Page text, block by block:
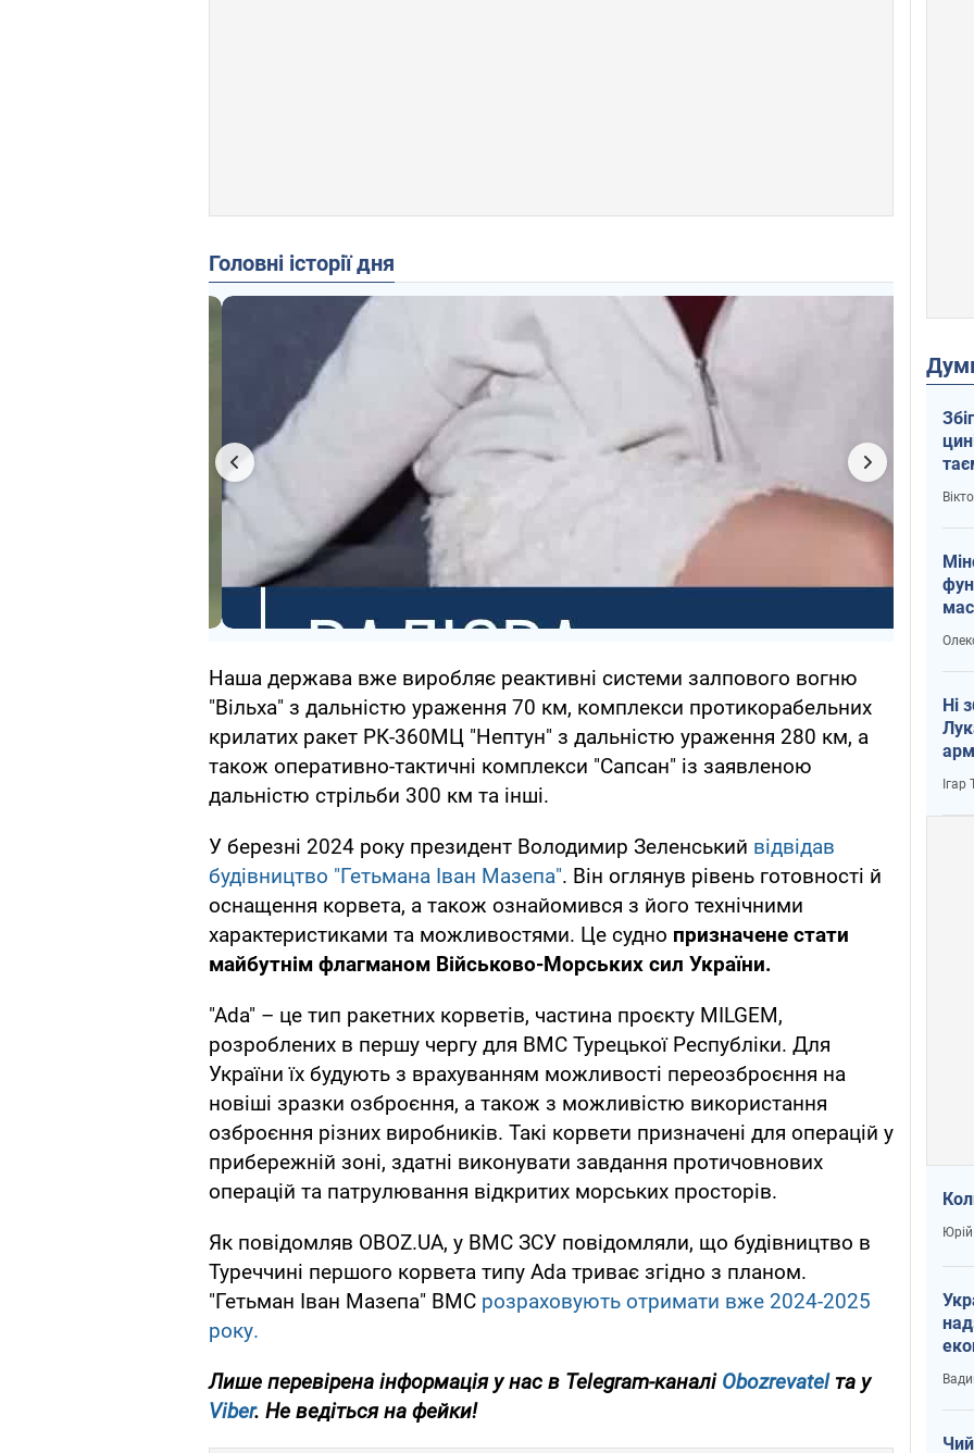
Головні історії дня
Наша держава вже виробляє реактивні системи залпового вогню
"Вільха" з дальністю ураження 70 км, комплекси протикорабельних
крилатих ракет РК-360МЦ "Нептун" з дальністю ураження 280 км, а
також оперативно-тактичні комплекси "Сапсан" із заявленою
дальністю стрільби 300 км та інші.
У березні 2024 року президент Володимир Зеленський відвідав
будівництво "Гетьмана Іван Мазепа". Він оглянув рівень готовності й
оснащення корвета, а також ознайомився з його технічними
характеристиками та можливостями. Це судно призначене стати
майбутнім флагманом Військово-Морських сил України.
"Ada" – це тип ракетних корветів, частина проєкту MILGEM,
розроблених в першу чергу для ВМС Турецької Республіки. Для
України їх будують з врахуванням можливості переозброєння на
новіші зразки озброєння, а також з можливістю використання
озброєння різних виробників. Такі корвети призначені для операцій у
прибережній зоні, здатні виконувати завдання протичовнових
операцій та патрулювання відкритих морських просторів.
Як повідомляв OBOZ.UA, у ВМС ЗСУ повідомляли, що будівництво в
Туреччині першого корвета типу Ada триває згідно з планом.
"Гетьман Іван Мазепа" ВМС розраховують отримати вже 2024-2025
року.
Лише перевірена інформація у нас в Telegram-каналі Obozrevatel та у
Viber. Не ведіться на фейки!
і
Ні